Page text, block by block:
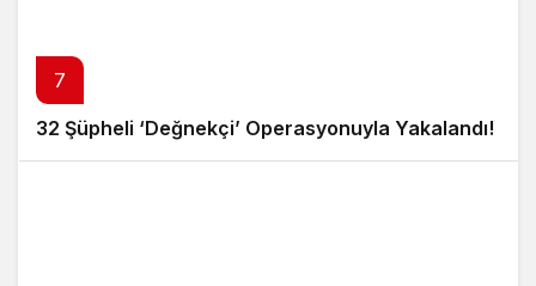
7
32 Şüpheli ‘Değnekçi’ Operasyonuyla Yakalandı!